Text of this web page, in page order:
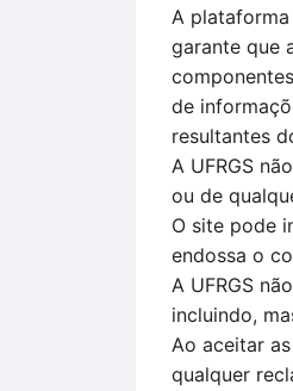
A
garante que
de
resultantes
A UFRGS
ou de
O site pode
endossa o
A UFRGS
incluindo,
Ao aceitar
qualquer